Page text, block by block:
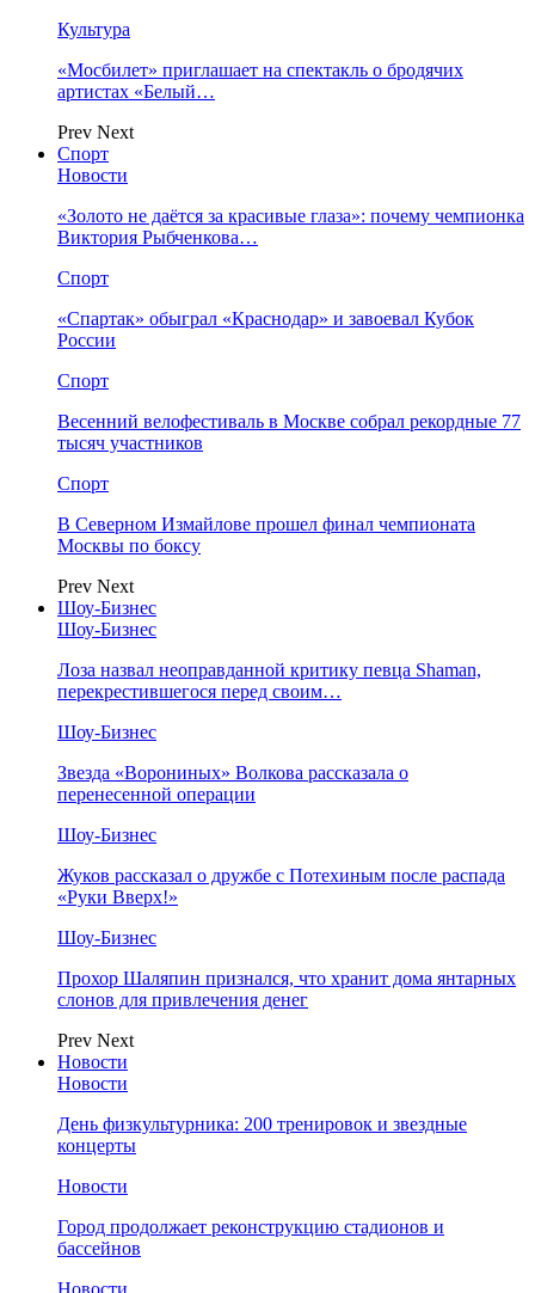
Культура
«Мосбилет» приглашает на спектакль о бродячих
артистах «Белый…
Prev Next
Спорт
Новости
«Золото не даётся за красивые глаза»: почему чемпионка
Виктория Рыбченкова…
Спорт
«Спартак» обыграл «Краснодар» и завоевал Кубок
России
Спорт
Весенний велофестиваль в Москве собрал рекордные 77
тысяч участников
Спорт
В Северном Измайлове прошел финал чемпионата
Москвы по боксу
Prev Next
Шоу-Бизнес
Шоу-Бизнес
Лоза назвал неоправданной критику певца Shaman,
перекрестившегося перед своим…
Шоу-Бизнес
Звезда «Ворониных» Волкова рассказала о
перенесенной операции
Шоу-Бизнес
Жуков рассказал о дружбе с Потехиным после распада
«Руки Вверх!»
Шоу-Бизнес
Прохор Шаляпин признался, что хранит дома янтарных
слонов для привлечения денег
Prev Next
Новости
Новости
День физкультурника: 200 тренировок и звездные
концерты
Новости
Город продолжает реконструкцию стадионов и
бассейнов
Новости